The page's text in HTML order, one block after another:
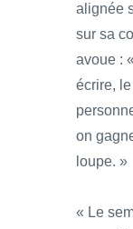
alignée
sur sa
avoue :
écrire,
on
loupe. »
« Le